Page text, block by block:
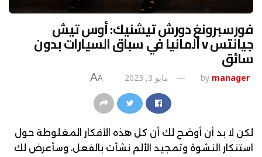
فورسبرونغ دورش تيشنيك: أوس تيش
جيانتس v ألمانيا في سباق السيارات بدون
سائق
by manager مايو 3, 2023 A
A
لكن لا بد أن أوضح لك أن كل هذه الأفكار المغلوطة حول
استنكار النشوة وتمجيد الألم نشأت بالفعل، وسأعرض لك